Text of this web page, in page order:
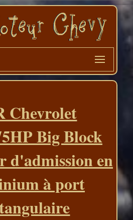
Chevrolet
Big Block
d'admission en
à port